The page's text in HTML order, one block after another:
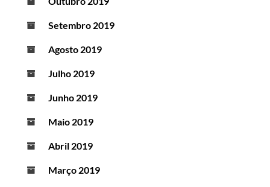
Setembro 2019
Agosto 2019
Julho 2019
Junho 2019
Maio 2019
Abril 2019
Março 2019